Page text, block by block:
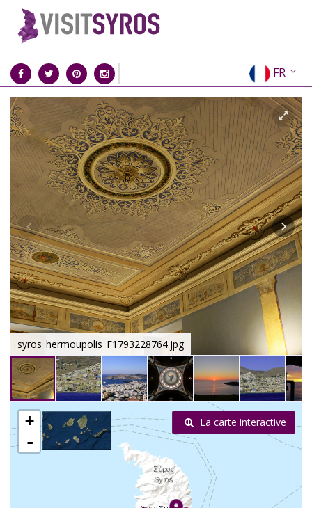
FR
EN
EL
DE
IT
ES
RU
CN
syros_hermoupolis_F1793228764.jpg
+
-
La carte interactive